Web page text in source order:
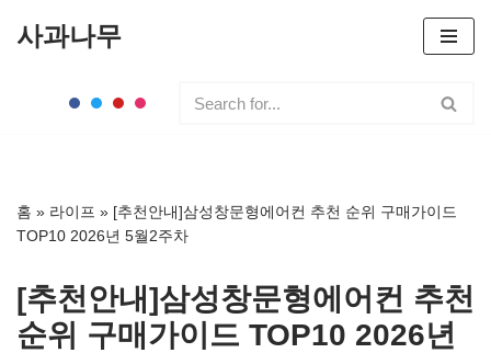
뛰
기
사과나무
홈 » 라이프 » [추천안내]삼성창문형에어컨 추천 순위 구매가이드
TOP10 2026년 5월2주차
[추천안내]삼성창문형에어컨 추천
순위 구매가이드 TOP10 2026년